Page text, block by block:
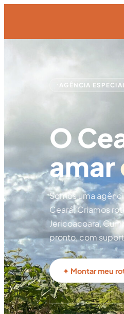
AGÊNCIA
O
amar
Somos uma
Ceará. Criamos
Jericoacoara,
pronto, com
✦ Montar meu